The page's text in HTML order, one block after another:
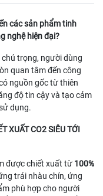
các sản phẩm tinh
nghệ hiện đại?
trọng, người dùng
quan tâm đến công
nguồn gốc từ thiên
độ tin cậy và tạo cảm
dụng.
XUẤT CO2 SIÊU TỚI
được chiết xuất từ 100%
trái nhàu chín, ứng
phù hợp cho người